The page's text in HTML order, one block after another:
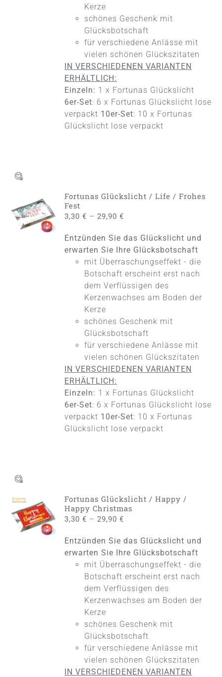
PRODUKTSEITE
Kerze
schönes Geschenk mit
Glücksbotschaft
für verschiedene Anlässe mit
vielen schönen Glückszitaten
IN VERSCHIEDENEN VARIANTEN
ERHÄLTLICH:
Einzeln: 1 x Fortunas Glückslicht
6er-Set: 6 x Fortunas Glückslicht lose
verpackt 10er-Set: 10 x Fortunas
Glückslicht lose verpackt
AUSFÜHRUNG
WÄHLEN
DIESES
PRODUKT
MEHRERE
PRODUKTSEITE
/
DETAILS
Fortunas Glückslicht / Life / Frohes
Fest
3,30€ –29,90€
Entzünden Sie das Glückslicht und
erwarten Sie Ihre Glücksbotschaft
mit Überraschungseffekt - die
Botschaft erscheint erst nach
dem Verflüssigen des
Kerzenwachses am Boden der
Kerze
schönes Geschenk mit
Glücksbotschaft
für verschiedene Anlässe mit
vielen schönen Glückszitaten
IN VERSCHIEDENEN VARIANTEN
ERHÄLTLICH:
Einzeln: 1 x Fortunas Glückslicht
6er-Set: 6 x Fortunas Glückslicht lose
verpackt 10er-Set: 10 x Fortunas
Glückslicht lose verpackt
AUSFÜHRUNG
WÄHLEN
DIESES
PRODUKT
MEHRERE
PRODUKTSEITE
/
DETAILS
Fortunas Glückslicht / Happy /
Happy Christmas
3,30€ –29,90€
Entzünden Sie das Glückslicht und
erwarten Sie Ihre Glücksbotschaft
mit Überraschungseffekt - die
Botschaft erscheint erst nach
dem Verflüssigen des
Kerzenwachses am Boden der
Kerze
schönes Geschenk mit
Glücksbotschaft
für verschiedene Anlässe mit
vielen schönen Glückszitaten
IN VERSCHIEDENEN VARIANTEN